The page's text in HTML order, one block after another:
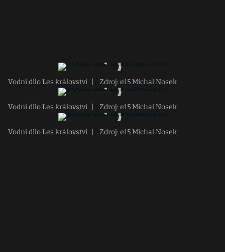
Vodní dílo Les království Zdroj: e15 Michal Nosek
Vodní dílo Les království Zdroj: e15 Michal Nosek
Vodní dílo Les království Zdroj: e15 Michal Nosek